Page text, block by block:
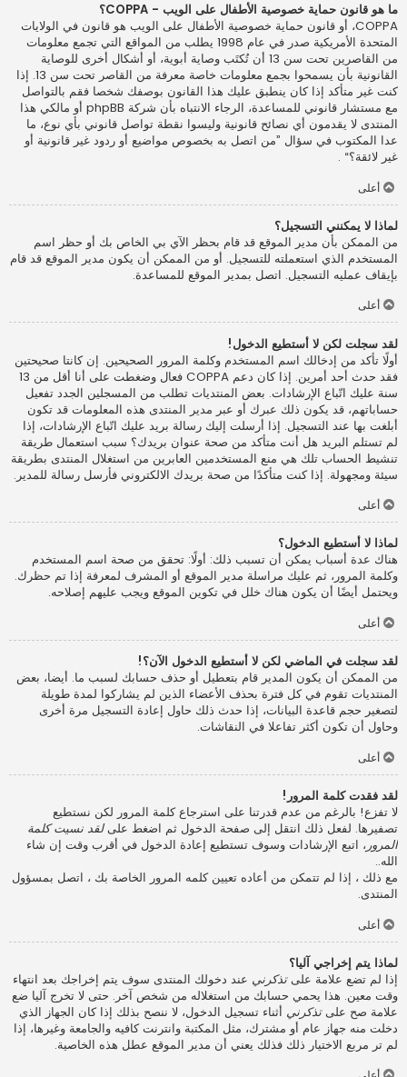
ما هو قانون حماية خصوصية الأطفال على الويب - COPPA؟
COPPA، أو قانون حماية خصوصية الأطفال على الويب هو قانون في الولايات
المتحدة الأمريكية صدر في عام 1998 يطلب من المواقع التي تجمع معلومات
من القاصرين تحت سن 13 أن تُكتَب وصاية أبوية، أو أشكال أخرى للوصاية
القانونية بأن يسمحوا بجمع معلومات خاصة معرفة من القاصر تحت سن 13. إذا
كنت غير متأكد إذا كان ينطبق عليك هذا القانون بوصفك شخصا فقم بالتواصل
مع مستشار قانوني للمساعدة، الرجاء الانتباه بأن شركة phpBB أو مالكي هذا
المنتدى لا يقدمون أي نصائح قانونية وليسوا نقطة تواصل قانوني بأي نوع، ما
عدا المكتوب في سؤال ”من اتصل به بخصوص مواضيع أو ردود غير قانونية أو
غير لائقة؟“ .
أعلى
لماذا لا يمكنني التسجيل؟
من الممكن بأن مدير الموقع قد قام بحظر الآي بي الخاص بك أو حظر اسم
المستخدم الذي استعملته للتسجيل. أو من الممكن أن يكون مدير الموقع قد قام
بإيقاف عمليه التسجيل. اتصل بمدير الموقع للمساعدة.
أعلى
لقد سجلت لكن لا أستطيع الدخول!
أولًا تأكد من إدخالك اسم المستخدم وكلمة المرور الصحيحين. إن كانتا صحيحتين
فقد حدث أحد أمرين. إذا كان دعم COPPA فعال وضغطت على أنا أقل من 13
سنة عليك اتّباع الإرشادات. بعض المنتديات تطلب من المسجلين الجدد تفعيل
حساباتهم، قد يكون ذلك عبرك أو عبر مدير المنتدى هذه المعلومات قد تكون
أبلغت بها عند التسجيل. إذا أرسلت إليك رسالة بريد عليك اتّباع الإرشادات، إذا
لم تستلم البريد هل أنت متأكد من صحة عنوان بريدك؟ سبب استعمال طريقة
تنشيط الحساب تلك هي منع المستخدمين العابرين من استغلال المنتدى بطريقة
سيئة ومجهولة. إذا كنت متأكدًا من صحة بريدك الالكتروني فأرسل رسالة للمدير.
أعلى
لماذا لا أستطيع الدخول؟
هناك عدة أسباب يمكن أن تسبب ذلك: أولًا: تحقق من صحة اسم المستخدم
وكلمة المرور، ثم عليك مراسلة مدير الموقع أو المشرف لمعرفة إذا تم حظرك.
ويحتمل أيضًا أن يكون هناك خلل في تكوين الموقع ويجب عليهم إصلاحه.
أعلى
لقد سجلت في الماضي لكن لا أستطيع الدخول الآن؟!
من الممكن أن يكون المدير قام بتعطيل أو حذف حسابك لسبب ما. أيضا، بعض
المنتديات تقوم في كل فترة بحذف الأعضاء الذين لم يشاركوا لمدة طويلة
لتصغير حجم قاعدة البيانات، إذا حدث ذلك حاول إعادة التسجيل مرة أخرى
وحاول أن تكون أكثر تفاعلا في النقاشات.
أعلى
لقد فقدت كلمة المرور!
لا تفزع! بالرغم من عدم قدرتنا على استرجاع كلمة المرور لكن نستطيع
تصفيرها. لفعل ذلك انتقل إلى صفحة الدخول ثم اضغط علىلقد نسيت كلمة
المرور ، اتبع الإرشادات وسوف تستطيع إعادة الدخول في أقرب وقت إن شاء
الله..
مع ذلك ، إذا لم تتمكن من أعاده تعيين كلمه المرور الخاصة بك ، اتصل بمسؤول
المنتدى.
أعلى
لماذا يتم إخراجي آليا؟
إذا لم تضع علامة علىتذكرني عند دخولك المنتدى سوف يتم إخراجك بعد انتهاء
وقت معين. هذا يحمي حسابك من استغلاله من شخص آخر. حتى لا تخرج آليا ضع
علامة صح علىتذكرني أثناء تسجيل الدخول، لا ننصح بذلك إذا كان الجهاز الذي
دخلت منه جهاز عام أو مشترك، مثل المكتبة وانترنت كافيه والجامعة وغيرها، إذا
لم تر مربع الاختيار ذلك فذلك يعني أن مدير الموقع عطل هذه الخاصية.